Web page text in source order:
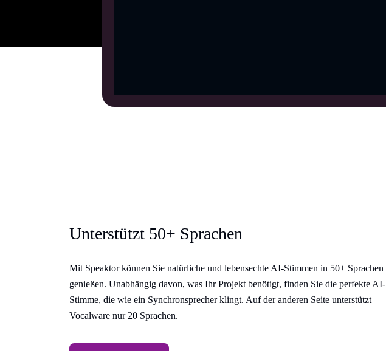
Unterstützt 50+ Sprachen
Mit Speaktor können Sie natürliche und lebensechte AI-Stimmen in 50+ Sprachen
genießen. Unabhängig davon, was Ihr Projekt benötigt, finden Sie die perfekte AI-
Stimme, die wie ein Synchronsprecher klingt. Auf der anderen Seite unterstützt
Vocalware nur 20 Sprachen.